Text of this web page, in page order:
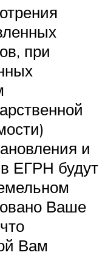
при
и
в ЕГРН будут
Ваше
Вам